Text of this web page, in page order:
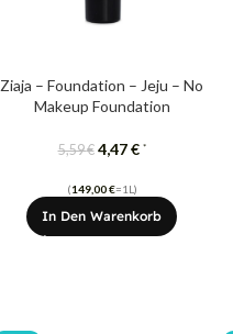
Ziaja – Foundation – Jeju – No
Makeup Foundation
5,59€ 4,47€ *
(149,00€=1L)
In Den Warenkorb